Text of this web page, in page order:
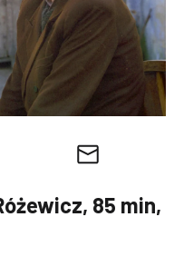
85 min,